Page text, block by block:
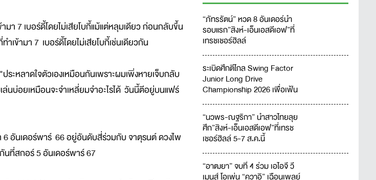
7 เบอร์ดี้โดยไม่เสียโบกี้แม้แต่หลุมเดียว ก่อนกลับขึ้น
ข้ามา 7 เบอร์ดี้โดยไม่เสียโบกี้เช่นเดียวกัน
ะหลาดใจตัวเองเหมือนกันเพราะผมเพิ่งหายเจ็บกลับ
นบ่อยเหมือนจะจำเหลี่ยมจำอะไรได้ วันนี้ตีอยู่บนแฟร์
6 อันเดอร์พาร์ 66 อยู่อันดับสี่ร่วมกับ จาตุรนต์ ดวงไพ
ที่สกอร์ 5 อันเดอร์พาร์ 67
“ภัทรรัตน์” หวด 8 อันเดอร์นำ
รอบแรก”สิงห์-เอ็นเอสดีเอฟ”ที่
เทรชเชอร์ฮิลล์
ระเบิดศึกตีไกล Swing Factor
Junior Long Drive
Championship 2026 เพื่อเฟ้น
ชาวไทย
“นวพร-ณฐริกา” นำสาวไทยลุย
ศึก”สิงห์-เอ็นเอสดีเอฟ”ที่เทรช
เชอร์ฮิลล์ 5-7 ส.ค.นี้
“อาฒยา” จบที่ 4 ร่วม เอไอจี วี
เมนส์ โอเพ่น “คุวาอิ” เฉือนเพลย์